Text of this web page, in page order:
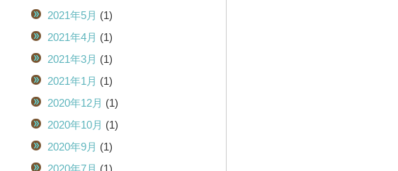
2021年5月 (1)
2021年4月 (1)
2021年3月 (1)
2021年1月 (1)
2020年12月 (1)
2020年10月 (1)
2020年9月 (1)
2020年7月 (1)